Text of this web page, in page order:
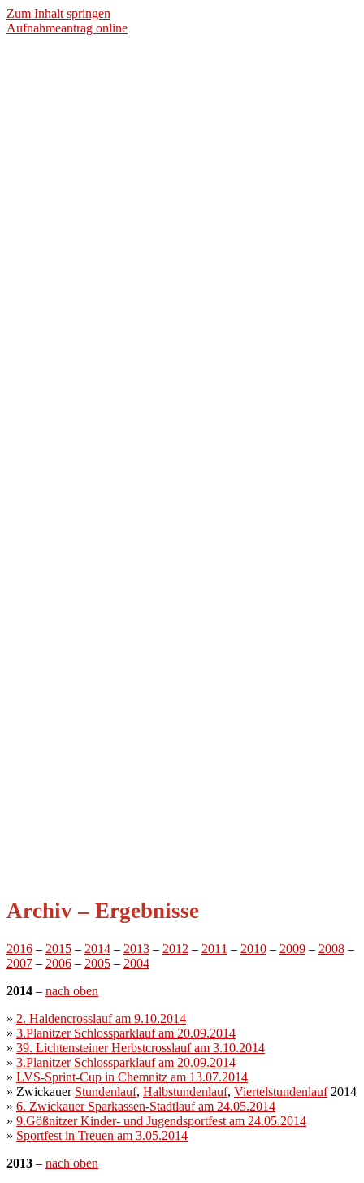
Zum Inhalt springen
Aufnahmeantrag online
Archiv – Ergebnisse
2016 – 2015 – 2014 – 2013 – 2012 – 2011 – 2010 – 2009 – 2008 –
2007 – 2006 – 2005 – 2004
2014 – nach oben
» 2. Haldencrosslauf am 9.10.2014
» 3.Planitzer Schlossparklauf am 20.09.2014
» 39. Lichtensteiner Herbstcrosslauf am 3.10.2014
» 3.Planitzer Schlossparklauf am 20.09.2014
» LVS-Sprint-Cup in Chemnitz am 13.07.2014
» Zwickauer Stundenlauf, Halbstundenlauf, Viertelstundenlauf 2014
» 6. Zwickauer Sparkassen-Stadtlauf am 24.05.2014
» 9.Gößnitzer Kinder- und Jugendsportfest am 24.05.2014
» Sportfest in Treuen am 3.05.2014
2013 – nach oben